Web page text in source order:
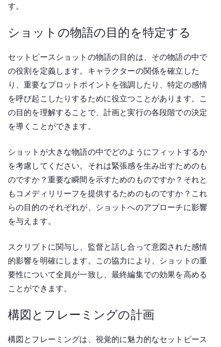
す。
ショットの物語の目的を特定する
セットピースショットの物語の目的は、その物語の中で
の役割を定義します。キャラクターの関係を確立した
り、重要なプロットポイントを強調したり、特定の感情
を呼び起こしたりするために役立つことがあります。こ
の目的を理解することで、計画と実行の各段階での決定
を導くことができます。
ショットが大きな物語の中でどのようにフィットするか
を考慮してください。それは緊張感を生み出すためのも
のですか？重要な瞬間を示すためのものですか？それと
もコメディリリーフを提供するためのものですか？これ
らの目的のそれぞれが、ショットへのアプローチに影響
を与えます。
スクリプトに関与し、監督と話し合って意図された感情
的影響を明確にします。この協力により、ショットの重
要性について全員が一致し、最終編集での効果を高める
ことができます。
構図とフレーミングの計画
構図とフレーミングは、視覚的に魅力的なセットピース